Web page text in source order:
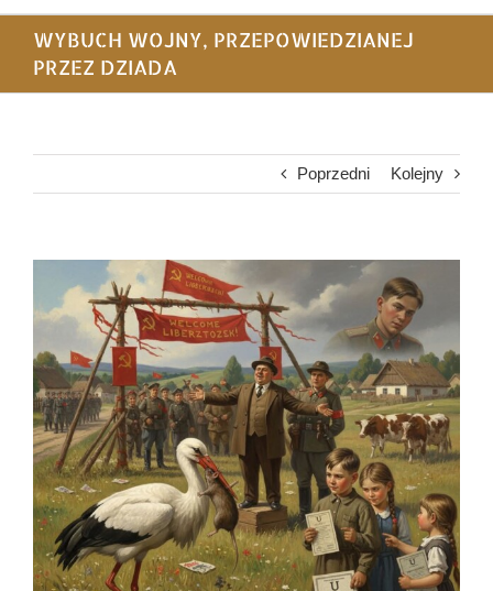
WYBUCH WOJNY, PRZEPOWIEDZIANEJ
PRZEZ DZIADA
Poprzedni Kolejny
większy
obrazek